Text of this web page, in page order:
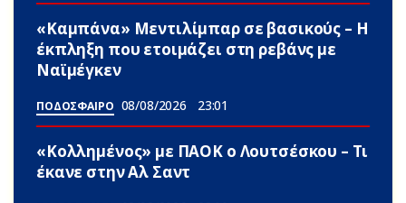
«Καμπάνα» Μεντιλίμπαρ σε βασικούς – Η
έκπληξη που ετοιμάζει στη ρεβάνς με
Ναϊμέγκεν
ΠΟΔΟΣΦΑΙΡΟ 08/08/2026 23:01
«Κολλημένος» με ΠΑΟΚ ο Λουτσέσκου – Τι
έκανε στην Αλ Σαντ